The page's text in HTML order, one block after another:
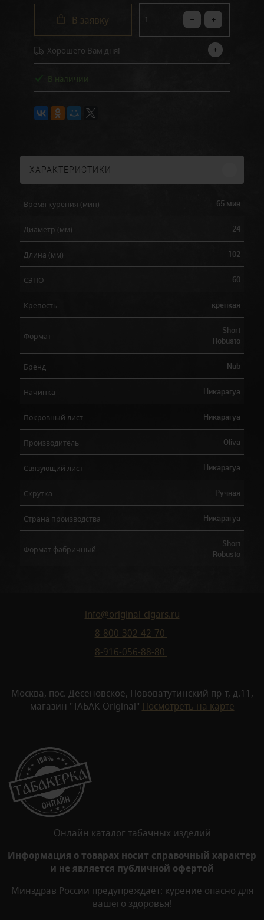
В заявку
Хорошего Вам дня!
В наличии
ХАРАКТЕРИСТИКИ
Время курения (мин) 65 мин
Диаметр (мм) 24
Длина (мм) 102
СЭПО 60
Крепость крепкая
Формат
Short
Robusto
Бренд Nub
Начинка Никарагуа
Покровный лист Никарагуа
Производитель Oliva
Связующий лист Никарагуа
Скрутка Ручная
Страна производства Никарагуа
Формат фабричный
Short
Robusto
info@original-cigars.ru
8-800-302-42-70
8-916-056-88-80
Москва, пос. Десеновское, Нововатутинский пр-т, д.11,
магазин "ТАБАК-Original" Посмотреть на карте
Онлайн каталог табачных изделий
Информация о товарах носит справочный характер
и не является публичной офертой
Минздрав России предупреждает: курение опасно для
вашего здоровья!